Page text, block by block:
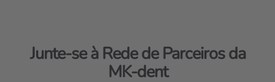
Junte-se à Rede de Parceiros da
MK-dent